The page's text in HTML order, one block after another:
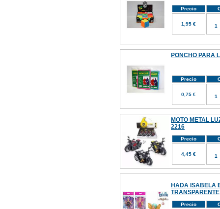
Precio
1,95 €
PONCHO PARA
Precio
0,75 €
MOTO METAL
2216
Precio
4,45 €
HADA ISABELA
TRANSPARENTE
Precio